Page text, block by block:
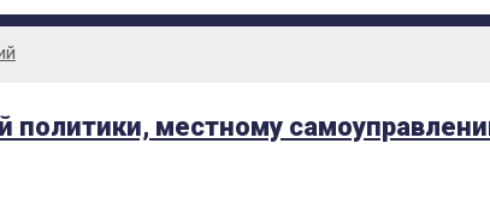
политики, местному